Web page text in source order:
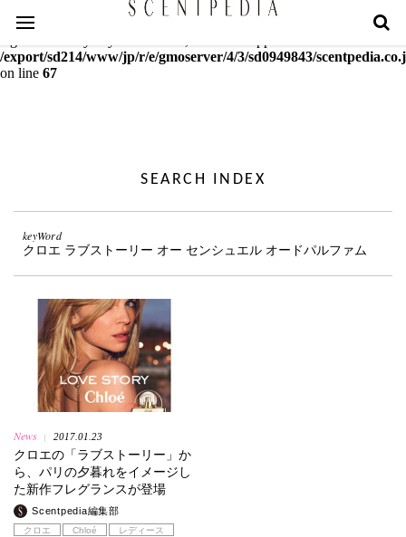
Warning
: mcrypt_decrypt(): Key of size 18 not supported by this
/export/sd214/www/jp/r/e/gmoserver/4/3/sd0949843/
on line 67
SEARCH INDEX
keyWord
クロエ ラブストーリー オー センシュエル オードパルファム
News 2017.01.23
クロエの「ラブストーリー」か
ら、パリの夕暮れをイメージし
た新作フレグランスが登場
Scentpedia編集部
クロエ Chloé
レディース